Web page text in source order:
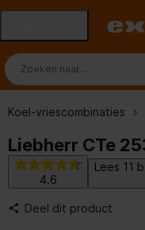
Koel-vriescombinaties
Liebherr CTe
4.6
Lees 11
Deel dit product